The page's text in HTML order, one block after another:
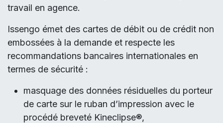
travail en agence.
Issengo émet des cartes de débit ou de crédit non
embossées à la demande et respecte les
recommandations bancaires internationales en
termes de sécurité :
masquage des données résiduelles du porteur
de carte sur le ruban d’impression avec le
procédé breveté Kineclipse®,